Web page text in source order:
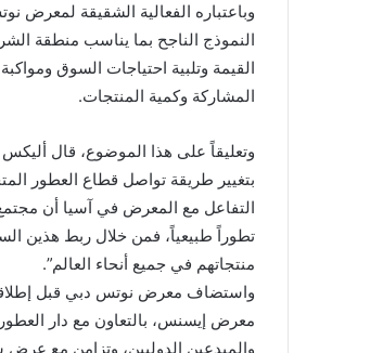
وباعتباره الفعالية الشقيقة لمعرض
النموذج الناجح بما يناسب منطقة
القيمة وتلبية احتياجات السوق
المشاركة وكمية المنتجات.
وتعليقاً على هذا الموضوع، قال
بتغيير طريقة تواصل قطاع العطور
التفاعل مع المعرض في آسيا أن
تطوراً طبيعياً، فمن خلال ربط هذين
منتجاتهم في جميع أنحاء العالم”.
معرض إيسنس، بالتعاون مع دار
والمبدعين الدوليين، وتزامن مع